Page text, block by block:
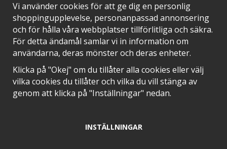
SNABB LEVERANS MED
EN DEL AV
Vi använder cookies för att ge dig en personlig
shoppingupplevelse, personanpassad annonsering
och för hålla våra webbplatser tillförlitliga och säkra.
För detta ändamål samlar vi in information om
användarna, deras mönster och deras enheter.
Klicka på "Okej" om du tillåter alla cookies eller välj
vilka cookies du tillåter och vilka du vill stänga av
genom att klicka på "Inställningar" nedan.
INSTÄLLNINGAR